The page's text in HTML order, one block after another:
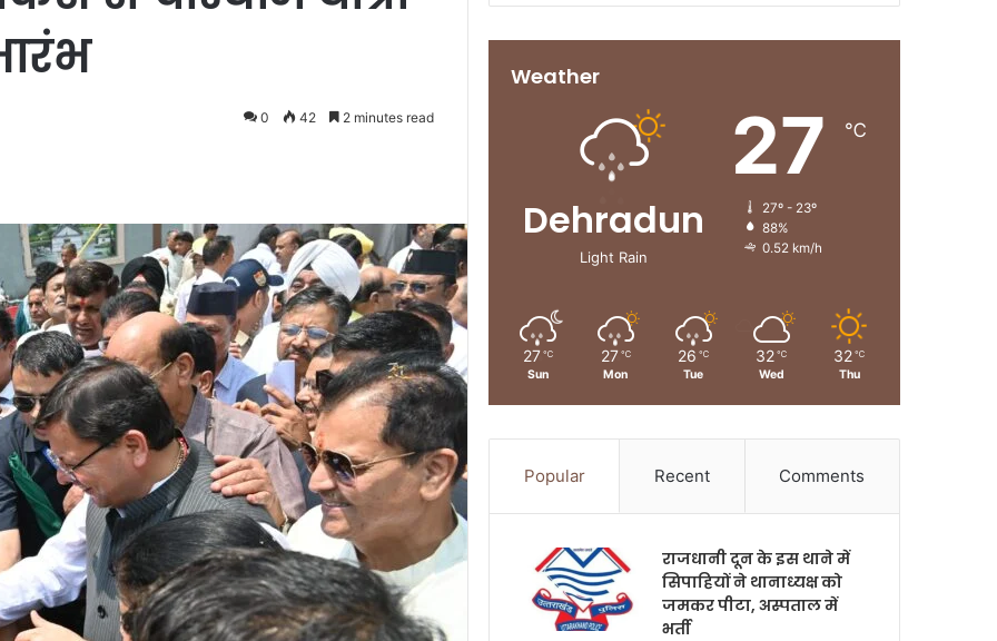
0 42 2 minutes read
Weather
Dehradun
Light Rain
27 ℃
27º - 23º
88%
0.52 km/h
27 ℃
Sun
27 ℃
Mon
26 ℃
Tue
32 ℃
Wed
32 ℃
Thu
Popular Recent Comments
राजधानी दून के इस थाने में
सिपाहियों ने थानाध्यक्ष को
जमकर पीटा, अस्पताल में
भर्ती